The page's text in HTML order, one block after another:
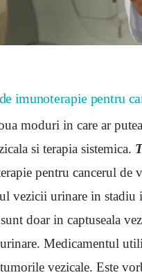
imunoterapie pentru
moduri in care ar
si terapia sistemica.
pentru cancerul de
vezicii urinare in stadiu
doar in captuseala
Medicamentul
vezicale. Este